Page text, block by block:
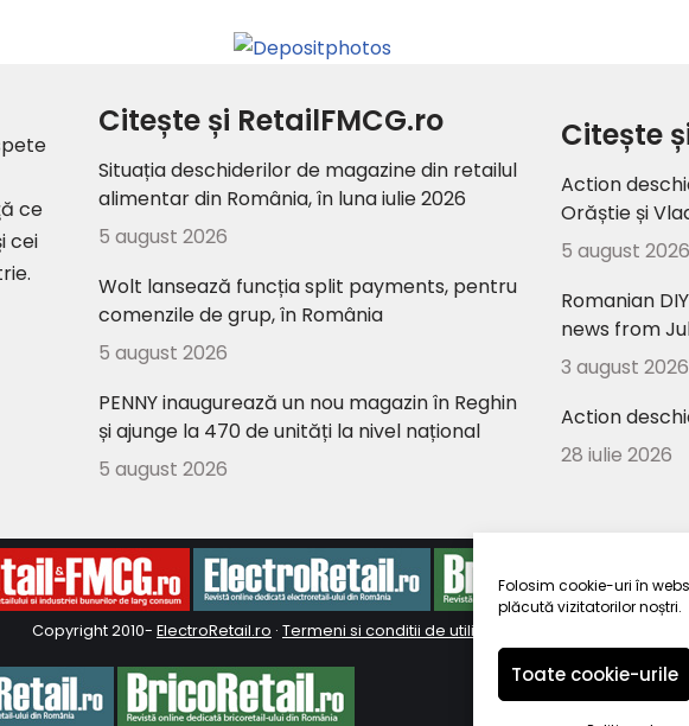
Folosim cookie-uri în
plăcută vizitatorilor noștri.
Toate cookie-urile
ce
cei
Citește și RetailFMCG.ro
Situația deschiderilor de magazine din retailul
alimentar din România, în luna iulie 2026
5 august 2026
Wolt lansează funcția split payments, pentru
comenzile de grup, în România
5 august 2026
PENNY inaugurează un nou magazin în Reghin
și ajunge la 470 de unități la nivel național
5 august 2026
Citește
Action
Orăștie și
5 august 2026
Romanian
news from
3 august 2026
Action
28 iulie 2026
Copyright 2010- ElectroRetail.ro · Termeni si conditii de utilizare a site-ului